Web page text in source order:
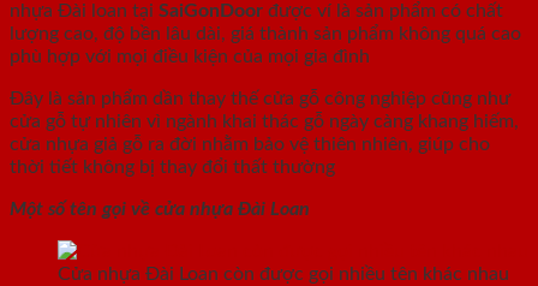
nhựa Đài loan tại SaiGonDoor được ví là sản phẩm có chất
lượng cao, độ bền lâu dài, giá thành sản phẩm không quá cao
phù hợp với mọi điều kiện của mọi gia đình
Đây là sản phẩm dần thay thế cửa gỗ công nghiệp cũng như
cửa gỗ tự nhiên vì ngành khai thác gỗ ngày càng khang hiếm,
cửa nhựa giả gỗ ra đời nhằm bảo vệ thiên nhiên, giúp cho
thời tiết không bị thay đổi thất thường
Một số tên gọi về cửa nhựa Đài Loan
Cửa nhựa Đài Loan còn được gọi nhiều tên khác nhau